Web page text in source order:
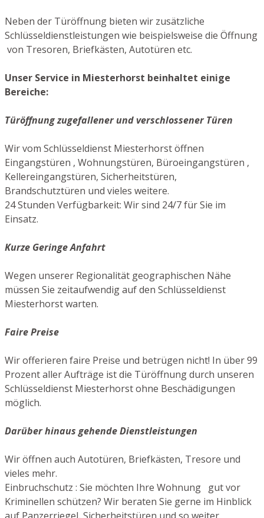
Neben der Türöffnung bieten wir zusätzliche
Schlüsseldienstleistungen wie beispielsweise die Öffnung
von Tresoren, Briefkästen, Autotüren etc.
Unser Service in Miesterhorst beinhaltet einige
Bereiche:
Türöffnung zugefallener und verschlossener Türen
Wir vom Schlüsseldienst Miesterhorst öffnen
Eingangstüren , Wohnungstüren, Büroeingangstüren ,
Kellereingangstüren, Sicherheitstüren,
Brandschutztüren und vieles weitere.
24 Stunden Verfügbarkeit: Wir sind 24/7 für Sie im
Einsatz.
Kurze Geringe Anfahrt
Wegen unserer Regionalität geographischen Nähe
müssen Sie zeitaufwendig auf den Schlüsseldienst
Miesterhorst warten.
Faire Preise
Wir offerieren faire Preise und betrügen nicht! In über 99
Prozent aller Aufträge ist die Türöffnung durch unseren
Schlüsseldienst Miesterhorst ohne Beschädigungen
möglich.
Darüber hinaus gehende Dienstleistungen
Wir öffnen auch Autotüren, Briefkästen, Tresore und
vieles mehr.
Einbruchschutz : Sie möchten Ihre Wohnung gut vor
Kriminellen schützen? Wir beraten Sie gerne im Hinblick